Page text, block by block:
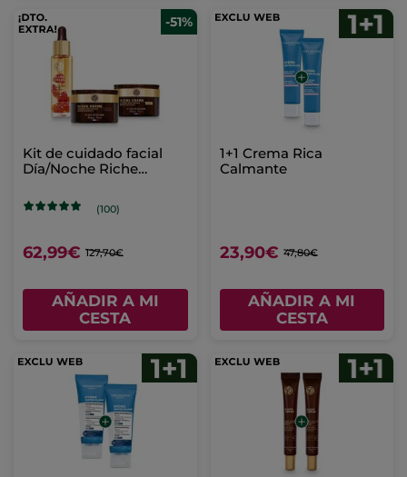
-51%
Kit de cuidado facial
Día/Noche Riche
(100)
62,99€ 127,70€
AÑADIR A MI
CESTA
1+1 Crema Rica
Calmante
23,90€ 47,80€
AÑADIR A MI
CESTA